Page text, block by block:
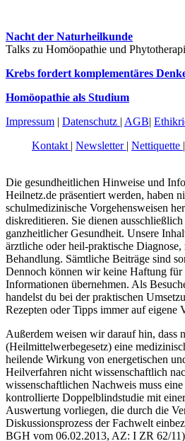
Nacht der Naturheilkunde
Talks zu Homöopathie und
Krebs fordert komplementäres
Homöopathie als Studium
Impressum | Datenschutz | AGB|
Kontakt | Newsletter | Nettiquette |
Die gesundheitlichen Hinweise und
Heilnetz.de präsentiert werden, haben
schulmedizinische Vorgehensweisen
diskreditieren. Sie dienen
ganzheitlicher Gesundheit. Unsere
ärztliche oder heil-praktische
Behandlung. Sämtliche Beiträge sind
Dennoch können wir keine Haftung
Informationen übernehmen. Als
handelst du bei der praktischen
Rezepten oder Tipps immer auf eigene
Außerdem weisen wir darauf hin, dass
(Heilmittelwerbegesetz) eine
heilende Wirkung von energetischen
Heilverfahren nicht wissenschaftlich
wissenschaftlichen Nachweis muss
kontrollierte Doppelblindstudie mit
Auswertung vorliegen, die durch die
Diskussionsprozess der Fachwelt
BGH vom 06.02.2013, AZ: I ZR 62/